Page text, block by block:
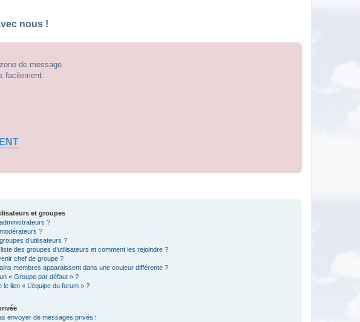
nous !
de message.
facilement.
et groupes
?
?
d’utilisateurs ?
des groupes d’utilisateurs et comment les rejoindre ?
chef de groupe ?
membres apparaissent dans une couleur différente ?
« Groupe par défaut » ?
le lien « L’équipe du forum » ?
envoyer de messages privés !